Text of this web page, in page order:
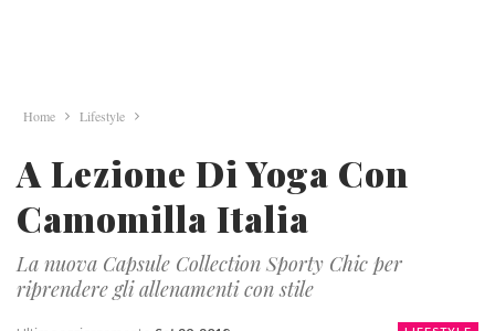
Home Lifestyle
A Lezione Di Yoga Con
Camomilla Italia
La nuova Capsule Collection Sporty Chic per
riprendere gli allenamenti con stile